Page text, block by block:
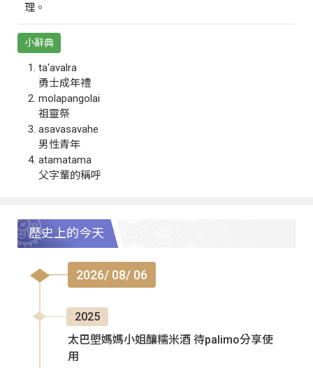
理。
小辭典
ta‘avalra
勇士成年禮
molapangolai
祖靈祭
asavasavahe
男性青年
atamatama
父字輩的稱呼
歷史上的今天
2026/ 08/ 06
2025
太巴塱媽媽小姐釀糯米酒 待palimo分享使
用